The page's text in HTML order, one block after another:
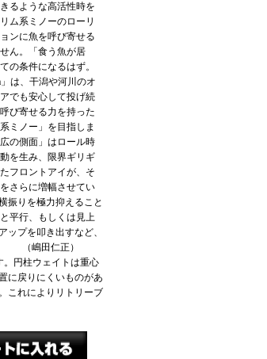
るような高活性時を
ム系ミノーのローリ
ンに魚を呼び寄せる
ん。「食う魚が居
の条件になるはず。
」は、干潟や河川のオ
でも安心して投げ続
び寄せる力を持った
ミノー」を目指しま
の側面」はロール時
を生み、限界ギリギ
フロントアイが、そ
さらに増幅させてい
振りを極力抑えること
平行、もしくは見上
プを叩き出すなど、
す！ （嶋田仁正）
円柱ウェイトは重心
に戻りにくいものがあ
これによりリトリーブ